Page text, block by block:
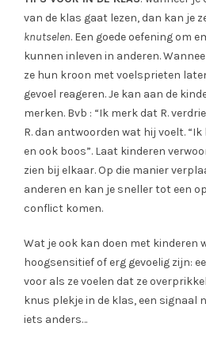
van de klas gaat lezen, dan kan je
knutselen. Een goede oefening om
kunnen inleven in anderen.
ze hun kroon met voelsprieten
gevoel reageren. Je kan aan de
merken. Bvb : “Ik merk dat R.
R. dan antwoorden wat hij voelt.
en ook boos”. Laat kinderen
zien bij elkaar. Op die manier
anderen en kan je sneller tot een
conflict komen.
Wat je ook kan doen met kinderen
hoogsensitief of erg gevoelig zijn:
voor als ze voelen dat ze
knus plekje in de klas, een signaal
iets anders…